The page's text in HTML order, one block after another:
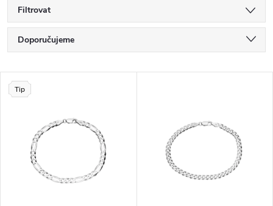
Filtrovat
Ř
a
z
Doporučujeme
Nejdražší
Abecedně
V
Tip